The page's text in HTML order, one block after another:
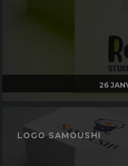
26
LOGO SAMOUSHI